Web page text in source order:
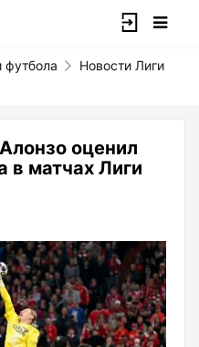
футбола
Новости Лиги
оценил
в матчах Лиги